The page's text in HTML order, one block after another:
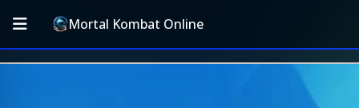
Mortal Kombat Online